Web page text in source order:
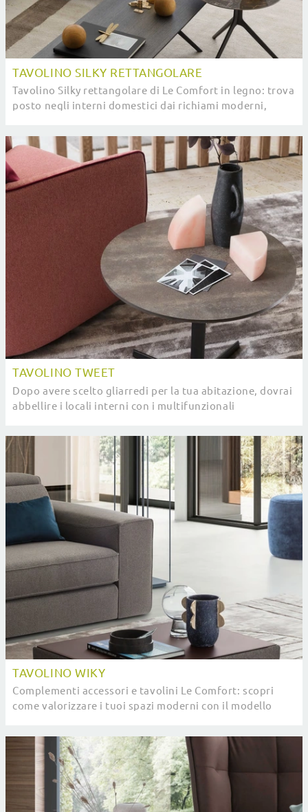
TAVOLINO SILKY RETTANGOLARE
Tavolino Silky rettangolare di Le Comfort in legno: trova
posto negli interni domestici dai richiami moderni,
TAVOLINO TWEET
Dopo avere scelto gliarredi per la tua abitazione, dovrai
abbellire i locali interni con i multifunzionali
TAVOLINO WIKY
Complementi accessori e tavolini Le Comfort: scopri
come valorizzare i tuoi spazi moderni con il modello